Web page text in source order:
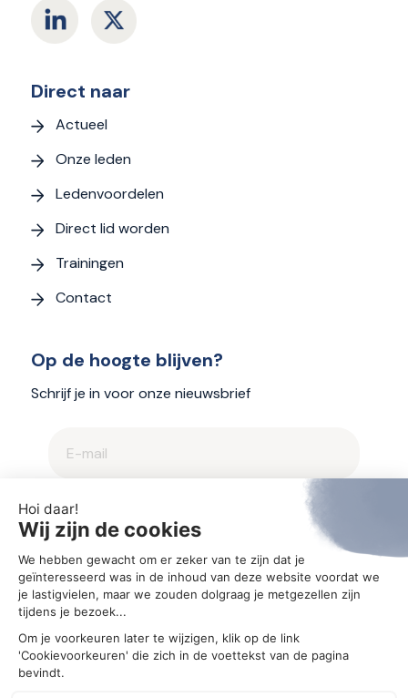
Direct naar
Actueel
Onze leden
Ledenvoordelen
Direct lid worden
Trainingen
Contact
Op de hoogte blijven?
Schrijf je in voor onze nieuwsbrief